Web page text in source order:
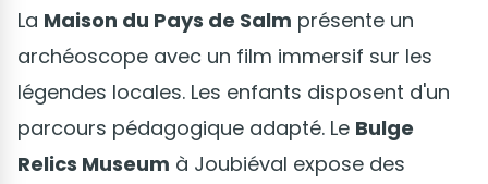
La Maison du Pays de Salm présente un
archéoscope avec un film immersif sur les
légendes locales. Les enfants disposent d'un
parcours pédagogique adapté. Le Bulge
Relics Museum à Joubiéval expose des